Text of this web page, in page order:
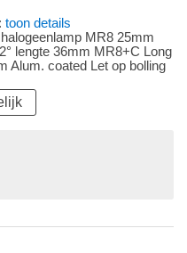
toon details
MR8 25mm
lengte 36mm MR8+C Long
Alum. coated Let op bolling